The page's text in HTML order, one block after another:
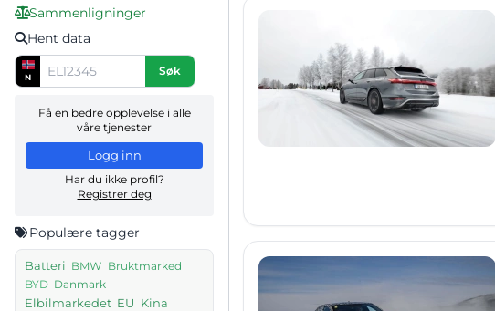
Sammenligninger
Hent data
N Søk
Få en bedre opplevelse i alle
våre tjenester
Logg inn
Har du ikke profil?
Registrer deg
Populære tagger
Batteri BMW Bruktmarked
BYD Danmark
Elbilmarkedet EU Kina